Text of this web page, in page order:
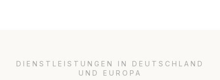
DIENSTLEISTUNGEN IN DEUTSCHLAND
UND EUROPA